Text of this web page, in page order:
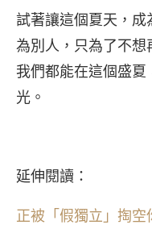
試著讓這個夏天，成
為別人，只為了不想
我們都能在這個盛
光。
延伸閱讀：
正被「假獨立」掏